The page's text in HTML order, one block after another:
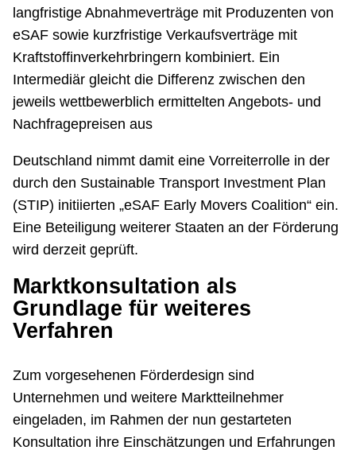
langfristige Abnahmeverträge mit Produzenten von
eSAF sowie kurzfristige Verkaufsverträge mit
Kraftstoffinverkehrbringern kombiniert. Ein
Intermediär gleicht die Differenz zwischen den
jeweils wettbewerblich ermittelten Angebots- und
Nachfragepreisen aus
Deutschland nimmt damit eine Vorreiterrolle in der
durch den Sustainable Transport Investment Plan
(STIP) initiierten „eSAF Early Movers Coalition“ ein.
Eine Beteiligung weiterer Staaten an der Förderung
wird derzeit geprüft.
Marktkonsultation als
Grundlage für weiteres
Verfahren
Zum vorgesehenen Förderdesign sind
Unternehmen und weitere Marktteilnehmer
eingeladen, im Rahmen der nun gestarteten
Konsultation ihre Einschätzungen und Erfahrungen